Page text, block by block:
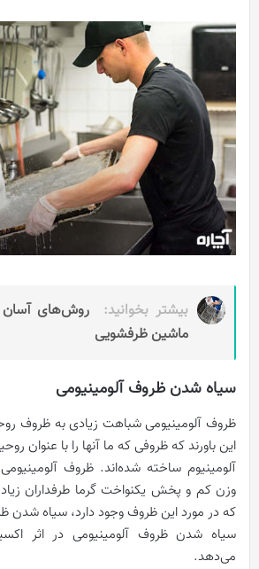
بیشتر بخوانید:
روش‌های آسان
ماشین ظرفشویی
سیاه شدن ظروف آلومینیومی
ظروف آلومینیومی شباهت زیادی به ظروف
این باورند که ظروفی که ما آنها را با عنوان
آلومینیوم ساخته شده‌اند. ظروف
وزن کم و پخش یکنواخت گرما طرفداران
که در مورد این ظروف وجود دارد، سیاه شدن
سیاه شدن ظروف آلومینیومی در اثر
می‌دهد.